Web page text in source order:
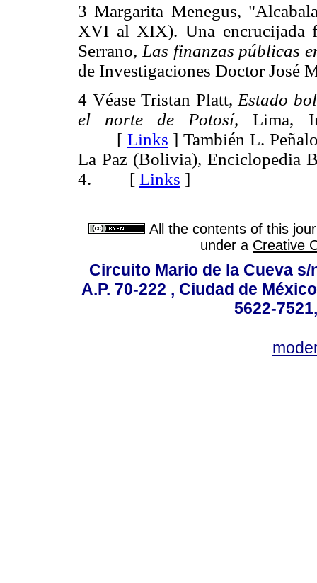
3 Margarita Menegus,
XVI al XIX). Una encrucijada
Serrano, Las finanzas públicas
de Investigaciones Doctor
4 Véase Tristan Platt, Estado
el norte de Potosí, Lima,
[ Links ] También L.
La Paz (Bolivia), Enciclopedia
4. [ Links ]
All the contents of this
under a Creative
Circuito Mario de la Cueva
A.P. 70-222 , Ciudad de
5622-